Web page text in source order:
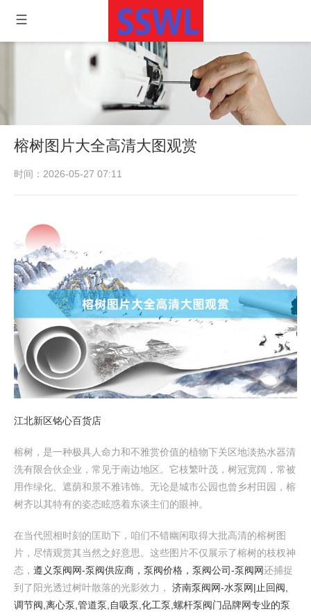
榕树图片大全高清大图观赏
时间：2026-05-27 07:11
江北新区铭心百货店
榕树，是一种极具人命力和不雅赏价值的植物下关区地淡热水器清
洗有限合伙企业，常见于南边地区。它枝繁叶茂，树冠宽阔，常被
用作绿化、遮荫和景不雅讳饰。无论是城市公园也曾乡村田园，榕
树齐以其特有的姿态眩惑着东谈主们的眼神。
在当代照相时刻的匡助下，咱们不错幽闲取得大批高清的榕树图
片，尽情观赏其当然之好意思。这些图片不仅展示了榕树的枝杈神
态， 遵义泵阀网-泵阀供应商，泵阀价格，泵阀公司-泵阀网还捕捉
到了阳光透过树叶散落的光影效力， 济南泵阀网-水泵网|止回阀,
调节阀,离心泵,管道泵,自吸泵,化工泵,螺杆泵阀门品牌网专业的泵